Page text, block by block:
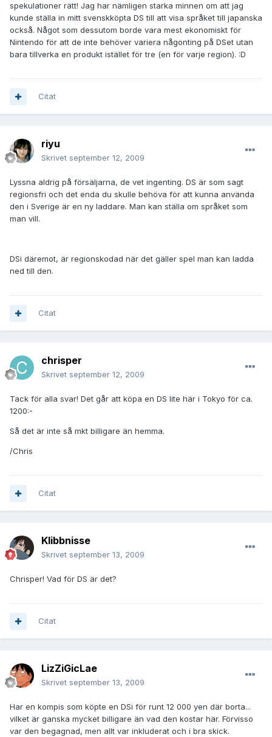
spekulationer rätt! Jag har nämligen starka minnen om att jag
kunde ställa in mitt svenskköpta DS till att visa språket till japanska
också. Något som dessutom borde vara mest ekonomiskt för
Nintendo för att de inte behöver variera någonting på DSet utan
bara tillverka en produkt istället för tre (en för varje region). :D
Citat
riyu
Skrivet september 12, 2009
Lyssna aldrig på försäljarna, de vet ingenting. DS är som sagt
regionsfri och det enda du skulle behöva för att kunna använda
den i Sverige är en ny laddare. Man kan ställa om språket som
man vill.
DSi däremot, är regionskodad när det gäller spel man kan ladda
ned till den.
Citat
chrisper
Skrivet september 12, 2009
Tack för alla svar! Det går att köpa en DS lite här i Tokyo för ca.
1200:-
Så det är inte så mkt billigare än hemma.
/Chris
Citat
Klibbnisse
Skrivet september 13, 2009
Chrisper! Vad för DS är det?
Citat
LizZiGicLae
Skrivet september 13, 2009
Har en kompis som köpte en DSi för runt 12 000 yen där borta...
vilket är ganska mycket billigare än vad den kostar här. Förvisso
var den begagnad, men allt var inkluderat och i bra skick.